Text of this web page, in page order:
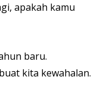
apakah kamu
baru.
kita kewahalan.